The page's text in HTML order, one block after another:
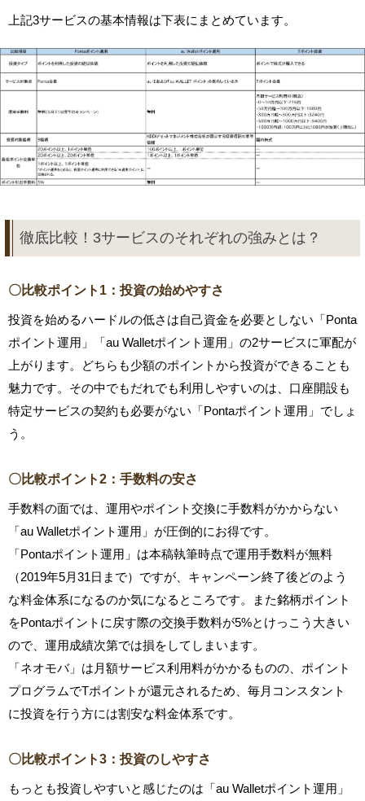
上記3サービスの基本情報は下表にまとめています。
徹底比較！3サービスのそれぞれの強みとは？
〇比較ポイント1：投資の始めやすさ
投資を始めるハードルの低さは自己資金を必要としない「Ponta
ポイント運用」「au Walletポイント運用」の2サービスに軍配が
上がります。どちらも少額のポイントから投資ができることも
魅力です。その中でもだれでも利用しやすいのは、口座開設も
特定サービスの契約も必要がない「Pontaポイント運用」でしょ
う。
〇比較ポイント2：手数料の安さ
手数料の面では、運用やポイント交換に手数料がかからない
「au Walletポイント運用」が圧倒的にお得です。
「Pontaポイント運用」は本稿執筆時点で運用手数料が無料
（2019年5月31日まで）ですが、キャンペーン終了後どのよう
な料金体系になるのか気になるところです。また銘柄ポイント
をPontaポイントに戻す際の交換手数料が5%とけっこう大きい
ので、運用成績次第では損をしてしまいます。
「ネオモバ」は月額サービス利用料がかかるものの、ポイント
プログラムでTポイントが還元されるため、毎月コンスタント
に投資を行う方には割安な料金体系です。
〇比較ポイント3：投資のしやすさ
もっとも投資しやすいと感じたのは「au Walletポイント運用」